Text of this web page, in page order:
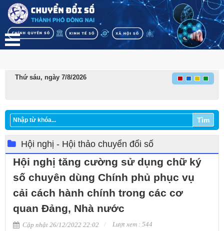
Thứ sáu, ngày 7/8/2026
Tìm
Hội nghị - Hội thảo chuyển đổi số
Hội nghị tăng cường sử dụng chữ ký
số chuyên dùng Chính phủ phục vụ
cải cách hành chính trong các cơ
quan Đảng, Nhà nước
Cập nhật 26/12/2022 22:02
Lượt xem : 544